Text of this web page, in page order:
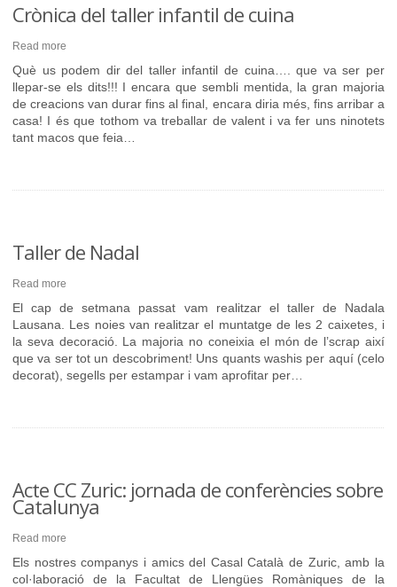
Crònica del taller infantil de cuina
Read more
Què us podem dir del taller infantil de cuina…. que va ser per
llepar-se els dits!!! I encara que sembli mentida, la gran majoria
de creacions van durar fins al final, encara diria més, fins arribar a
casa! I és que tothom va treballar de valent i va fer uns ninotets
tant macos que feia…
Taller de Nadal
Read more
El cap de setmana passat vam realitzar el taller de Nadala
Lausana. Les noies van realitzar el muntatge de les 2 caixetes, i
la seva decoració. La majoria no coneixia el món de l’scrap així
que va ser tot un descobriment! Uns quants washis per aquí (celo
decorat), segells per estampar i vam aprofitar per…
Acte CC Zuric: jornada de conferències sobre
Catalunya
Read more
Els nostres companys i amics del Casal Català de Zuric, amb la
col·laboració de la Facultat de Llengües Romàniques de la